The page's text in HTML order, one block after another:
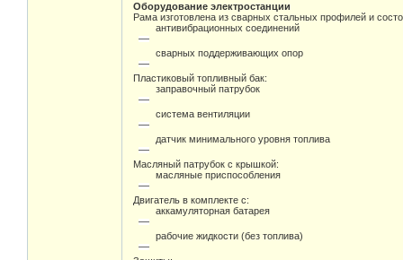
Оборудование электростанции
Рама изготовлена из сварных стальных профилей и
антивибрационных соединений
сварных поддерживающих опор
Пластиковый топливный бак:
заправочный патрубок
система вентиляции
датчик минимального уровня топлива
Масляный патрубок с крышкой:
масляные приспособления
Двигатель в комплекте с:
аккамуляторная батарея
рабочие жидкости (без топлива)